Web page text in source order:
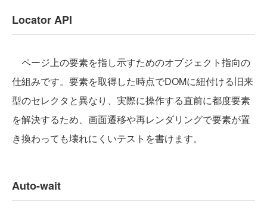
Locator API
ページ上の要素を指し示すためのオブジェクト指向の
仕組みです。要素を取得した時点でDOMに紐付ける旧来
型のセレクタと異なり、実際に操作する直前に都度要素
を解決するため、画面遷移や再レンダリングで要素が置
き換わっても壊れにくいテストを書けます。
Auto-wait